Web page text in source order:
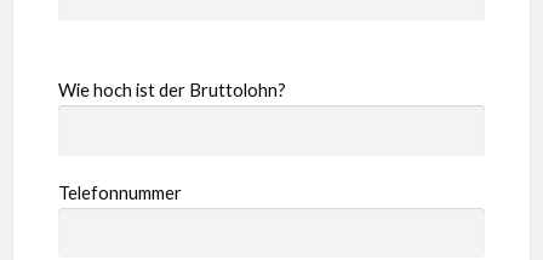
Wie hoch ist der Bruttolohn?
Telefonnummer